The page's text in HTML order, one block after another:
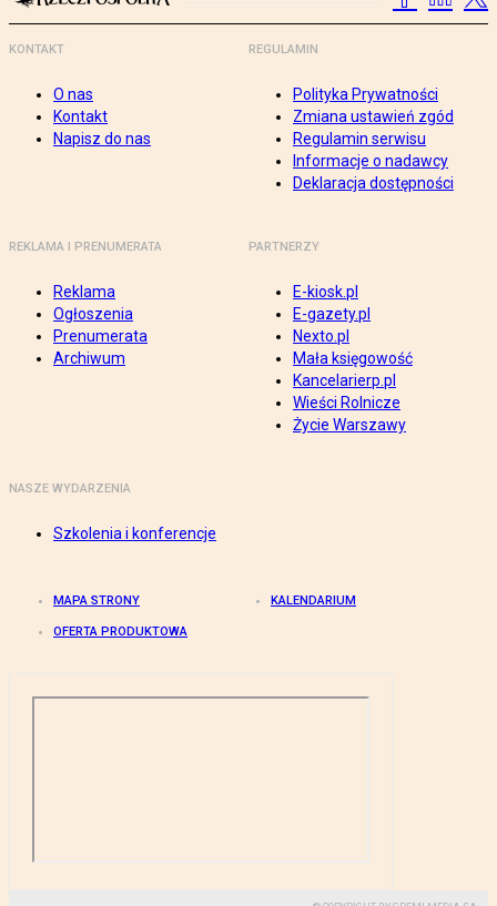
KONTAKT
O nas
Kontakt
Napisz do nas
REGULAMIN
Polityka Prywatności
Zmiana ustawień zgód
Regulamin serwisu
Informacje o nadawcy
Deklaracja dostępności
REKLAMA I PRENUMERATA
Reklama
Ogłoszenia
Prenumerata
Archiwum
PARTNERZY
E-kiosk.pl
E-gazety.pl
Nexto.pl
Mała księgowość
Kancelarierp.pl
Wieści Rolnicze
Życie Warszawy
NASZE WYDARZENIA
Szkolenia i konferencje
MAPA STRONY KALENDARIUM
OFERTA PRODUKTOWA